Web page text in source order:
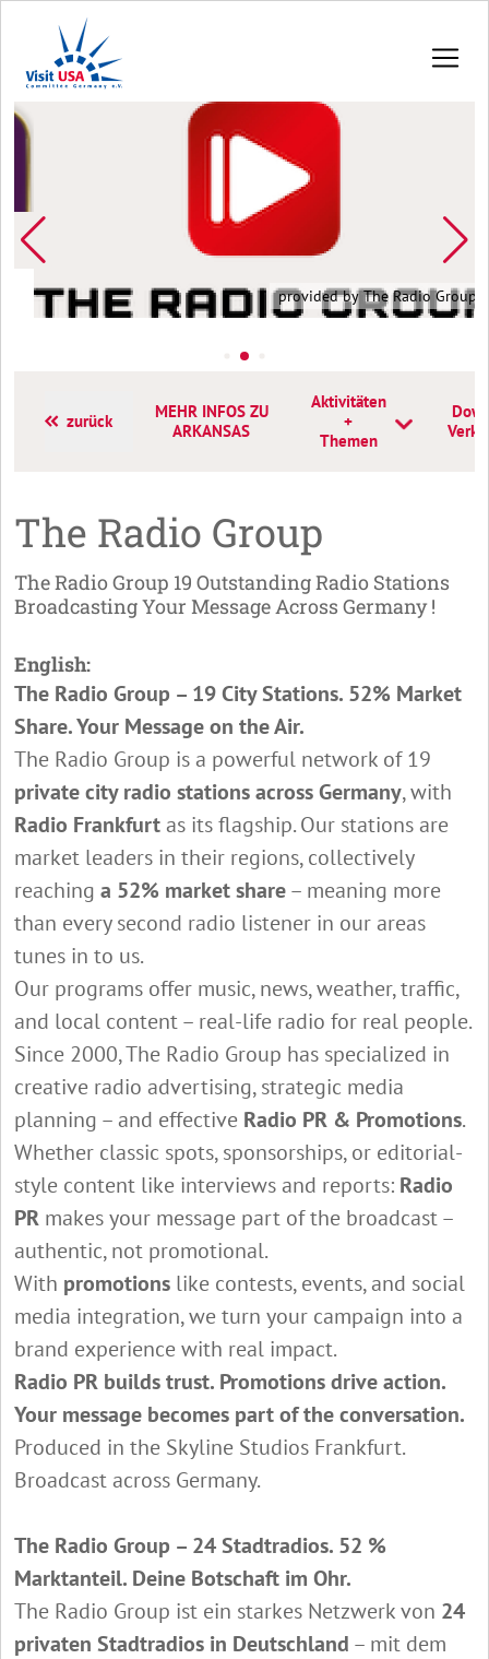
provided by The Radio Group
zurück
MEHR INFOS ZU
ARKANSAS
Aktivitäten
+
Themen
The Radio Group
The Radio Group 19 Outstanding Radio Stations
Broadcasting Your Message Across Germany !
English:
The Radio Group – 19 City Stations. 52% Market
Share. Your Message on the Air.
The Radio Group is a powerful network of 19
private city radio stations across Germany, with
Radio Frankfurt as its flagship. Our stations are
market leaders in their regions, collectively
reaching a 52% market share– meaning more
than every second radio listener in our areas
tunes in to us.
Our programs offer music, news, weather, traffic,
and local content – real-life radio for real people.
Since 2000, The Radio Group has specialized in
creative radio advertising, strategic media
planning – and effective Radio PR & Promotions.
Whether classic spots, sponsorships, or editorial-
style content like interviews and reports: Radio
PR makes your message part of the broadcast –
authentic, not promotional.
With promotions like contests, events, and social
media integration, we turn your campaign into a
brand experience with real impact.
Radio PR builds trust. Promotions drive action.
Your message becomes part of the conversation.
Produced in the Skyline Studios Frankfurt.
Broadcast across Germany.
The Radio Group – 24 Stadtradios. 52 %
Marktanteil. Deine Botschaft im Ohr.
The Radio Group ist ein starkes Netzwerk von 24
privaten Stadtradios in Deutschland – mit dem